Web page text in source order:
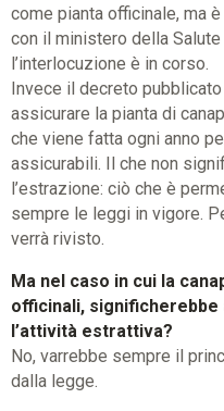
come pianta officinale, ma
con il ministero della Salute
l’interlocuzione è in corso.
Invece il decreto
assicurare la pianta di
che viene fatta ogni anno
assicurabili. Il che non
l’estrazione: ciò che è
sempre le leggi in vigore.
verrà rivisto.
Ma nel caso in cui la
officinali, significherebbe
l’attività estrattiva?
No, varrebbe sempre il
dalla legge.